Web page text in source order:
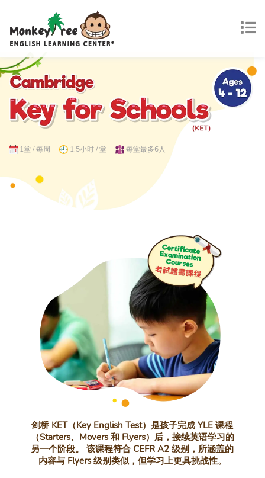
1堂 / 每周 1.5小时 / 堂 每堂最多6人
剑桥 KET（Key English Test）是孩子完成 YLE 课程
（Starters、Movers 和 Flyers）后，接续英语学习的
另一个阶段。 该课程符合 CEFR A2 级别，所涵盖的
内容与 Flyers 级别类似，但学习上更具挑战性。